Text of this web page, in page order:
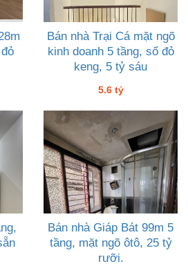
Bán nhà Trại Cá mặt ngõ
kinh doanh 5 tầng, sổ đỏ
keng, 5 tỷ sáu
5.6 tỷ
Bán nhà Giáp Bát 99m 5
tầng, mặt ngõ ôtô, 25 tỷ
rưỡi.